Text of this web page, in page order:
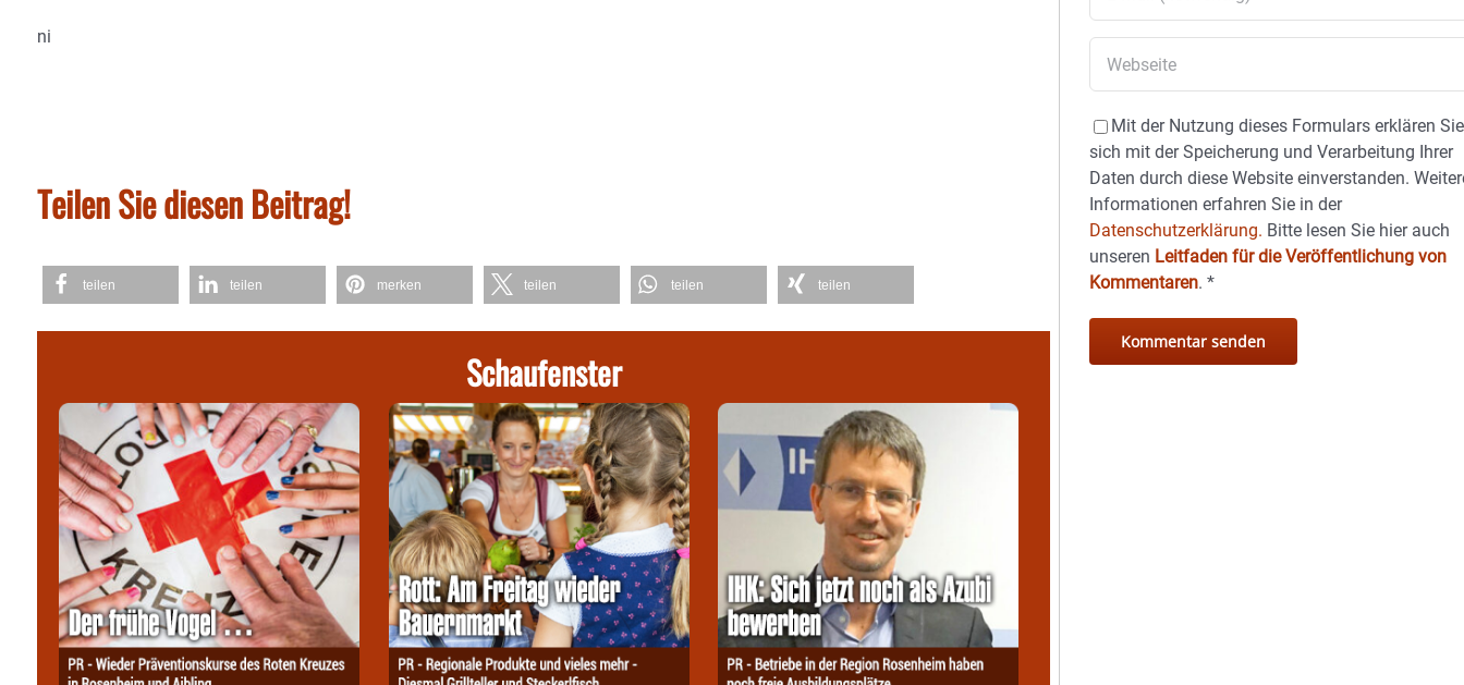
ni
Teilen Sie diesen Beitrag!
teilen teilen merken teilen teilen teilen
Schaufenster
Mit der Nutzung dieses Formulars erklären Sie
sich mit der Speicherung und Verarbeitung Ihrer
Daten durch diese Website einverstanden.
Informationen erfahren Sie in der
Datenschutzerklärung. Bitte lesen Sie hier auch
unseren Leitfaden für die Veröffentlichung von
Kommentaren.*